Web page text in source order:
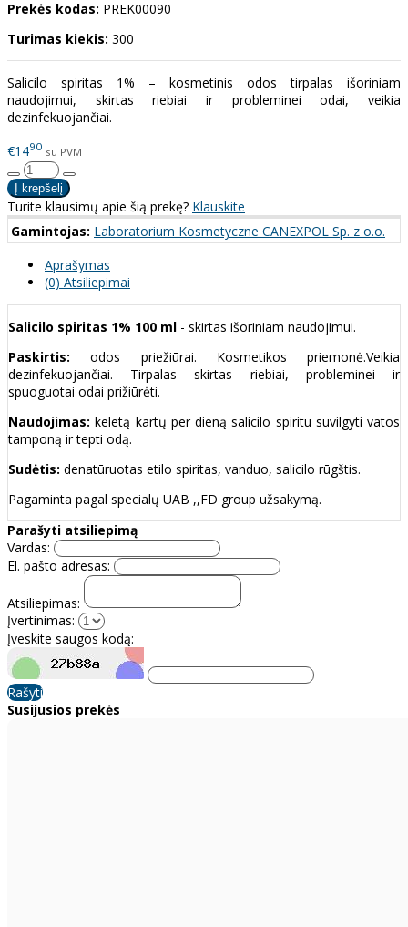
Prekės kodas: PREK00090
Turimas kiekis: 300
Salicilo spiritas 1% – kosmetinis odos tirpalas išoriniam
naudojimui, skirtas riebiai ir probleminei odai, veikia
dezinfekuojančiai.
€1490 su PVM
Turite klausimų apie šią prekę? Klauskite
Gamintojas: Laboratorium Kosmetyczne CANEXPOL Sp. z o.o.
Aprašymas
(0) Atsiliepimai
Salicilo spiritas 1% 100 ml - skirtas išoriniam naudojimui.
Paskirtis: odos priežiūrai. Kosmetikos priemonė.Veikia
dezinfekuojančiai. Tirpalas skirtas riebiai, probleminei ir
spuoguotai odai prižiūrėti.
Naudojimas: keletą kartų per dieną salicilo spiritu suvilgyti vatos
tamponą ir tepti odą.
Sudėtis: denatūruotas etilo spiritas, vanduo, salicilo rūgštis.
Pagaminta pagal specialų UAB ,,FD group užsakymą.
Parašyti atsiliepimą
Vardas:
El. pašto adresas:
Atsiliepimas:
Įvertinimas:
Įveskite saugos kodą:
Rašyti
Susijusios prekės